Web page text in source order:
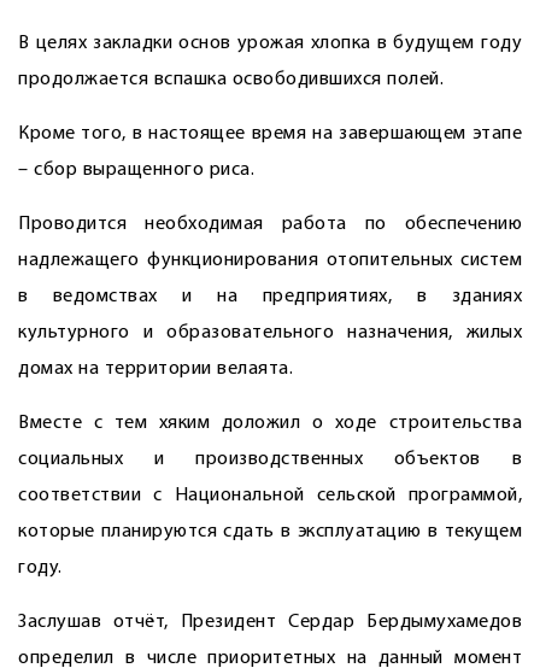
В целях закладки основ урожая хлопка в будущем году
продолжается вспашка освободившихся полей.
Кроме того, в настоящее время на завершающем этапе
– сбор выращенного риса.
Проводится необходимая работа по обеспечению
надлежащего функционирования отопительных систем
в ведомствах и на предприятиях, в зданиях
культурного и образовательного назначения, жилых
домах на территории велаята.
Вместе с тем хяким доложил о ходе строительства
социальных и производственных объектов в
соответствии с Национальной сельской программой,
которые планируются сдать в эксплуатацию в текущем
году.
Заслушав отчёт, Президент Сердар Бердымухамедов
определил в числе приоритетных на данный момент